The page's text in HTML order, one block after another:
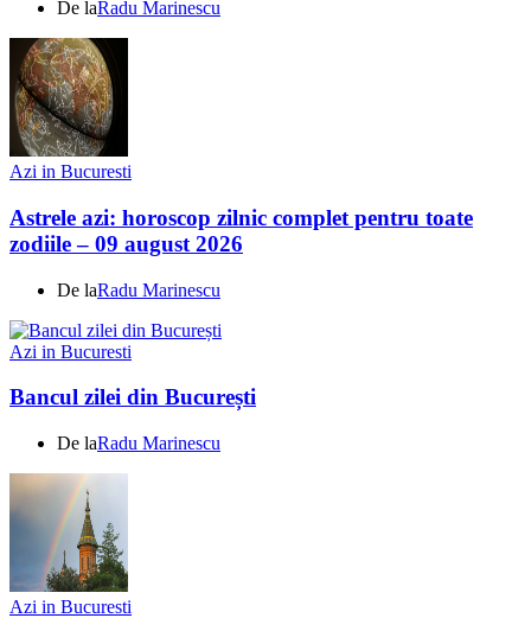
De laRadu Marinescu
Azi in Bucuresti
Astrele azi: horoscop zilnic complet pentru toate
zodiile – 09 august 2026
De laRadu Marinescu
Azi in Bucuresti
Bancul zilei din București
De laRadu Marinescu
Azi in Bucuresti